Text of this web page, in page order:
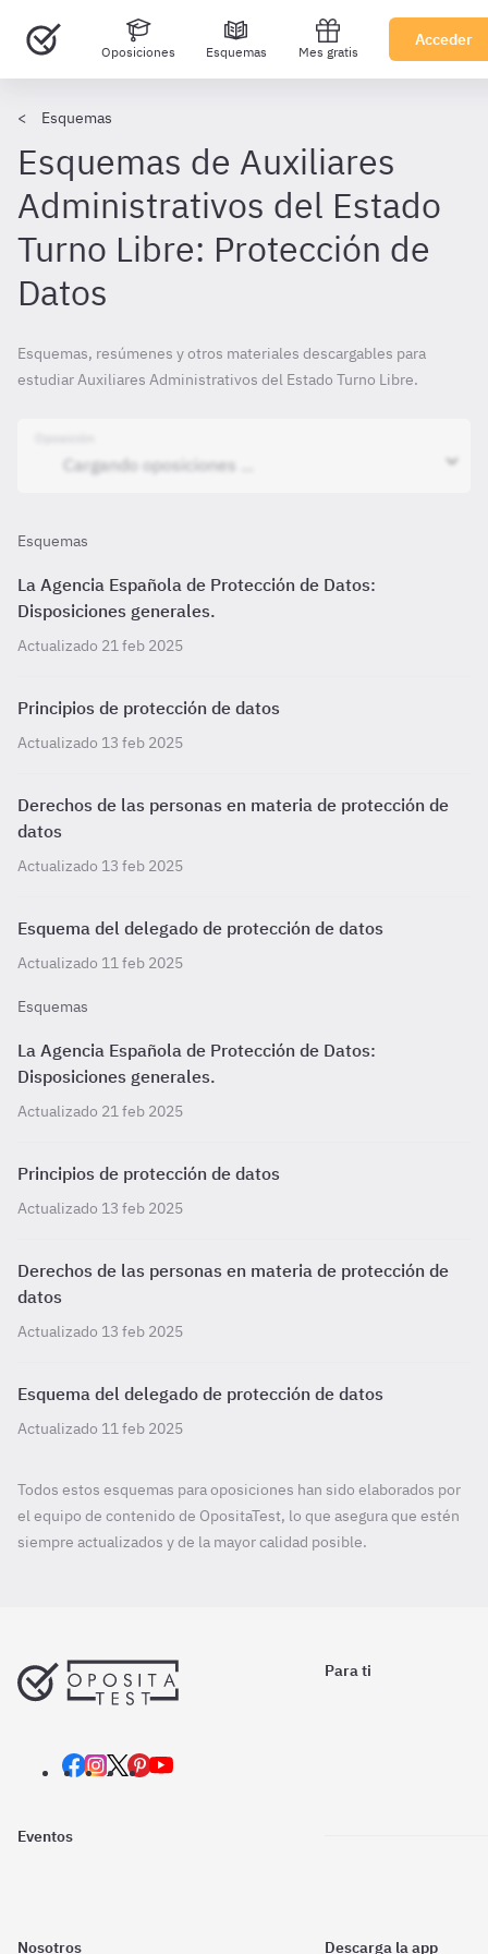
Oposiciones Esquemas Mes gratis
Acceder
Esquemas
Esquemas de Auxiliares
Administrativos del Estado
Turno Libre: Protección de
Datos
Esquemas, resúmenes y otros materiales descargables para
estudiar Auxiliares Administrativos del Estado Turno Libre.
Esquemas
La Agencia Española de Protección de Datos:
Disposiciones generales.
Actualizado 21 feb 2025
Principios de protección de datos
Actualizado 13 feb 2025
Derechos de las personas en materia de protección de
datos
Actualizado 13 feb 2025
Esquema del delegado de protección de datos
Actualizado 11 feb 2025
Esquemas
La Agencia Española de Protección de Datos:
Disposiciones generales.
Actualizado 21 feb 2025
Principios de protección de datos
Actualizado 13 feb 2025
Derechos de las personas en materia de protección de
datos
Actualizado 13 feb 2025
Esquema del delegado de protección de datos
Actualizado 11 feb 2025
Todos estos esquemas para oposiciones han sido elaborados por
el equipo de contenido de OpositaTest, lo que asegura que estén
siempre actualizados y de la mayor calidad posible.
Para ti
Eventos
Nosotros Descarga la app